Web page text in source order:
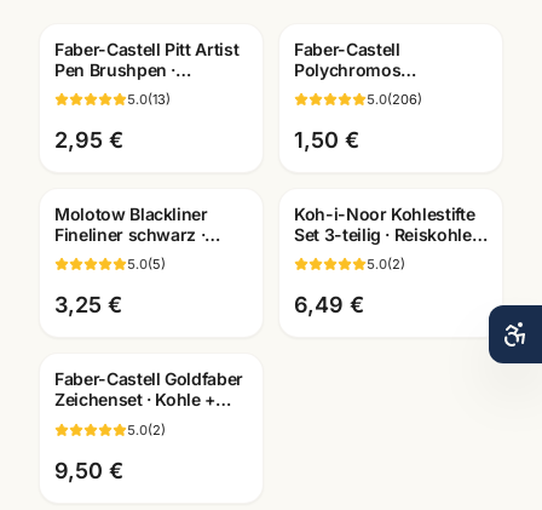
Faber-Castell Pitt Artist
Pen Brushpen ·
pigmentiert
dokumentenecht · alle
Farben
5.0(13)
2,95 €
Faber-Castell
Polychromos
Künstlerfarbstifte ·
Einzelstift alle Farben ·
Mannheim
5.0(206)
1,50 €
Molotow Blackliner
Fineliner schwarz ·
pigmentiert +
dokumentenecht ·
Künstlerbedarf
5.0(5)
3,25 €
Koh-i-Noor Kohlestifte
Set 3-teilig · Reiskohle
weiss + schwarz ·
Künstlerbedarf
5.0(2)
6,49 €
Faber-Castell Goldfaber
Zeichenset · Kohle +
Grafit Bleistifte ·
Künstlerbedarf
Mannheim
5.0(2)
9,50 €